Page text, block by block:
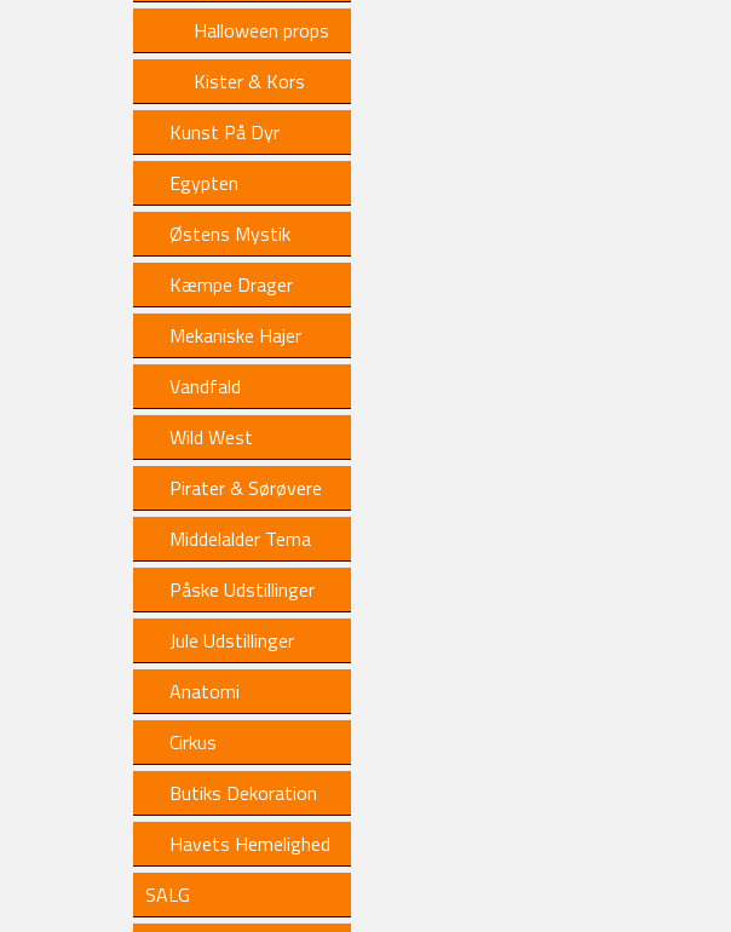
Halloween props
Kister & Kors
Kunst På Dyr
Egypten
Østens Mystik
Kæmpe Drager
Mekaniske Hajer
Vandfald
Wild West
Pirater & Sørøvere
Middelalder Tema
Påske Udstillinger
Jule Udstillinger
Anatomi
Cirkus
Butiks Dekoration
Havets Hemelighed
SALG